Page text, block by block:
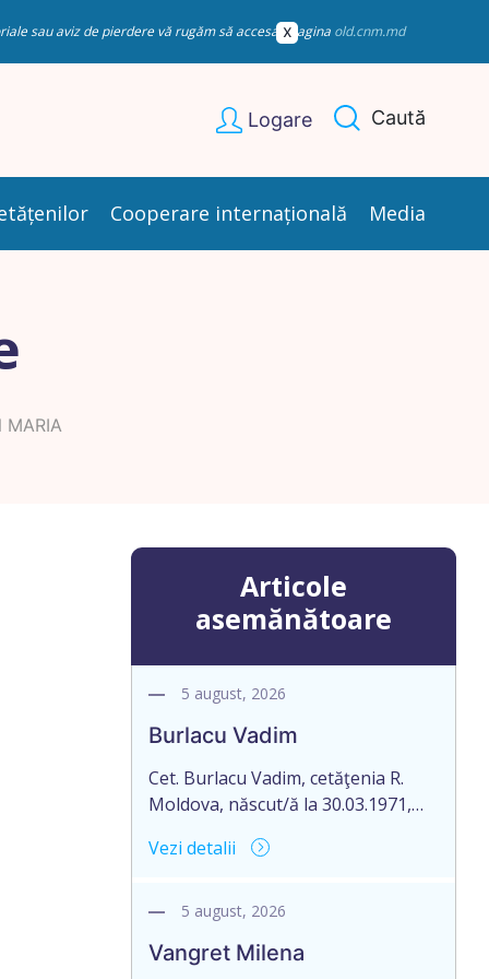
sau aviz de pierdere vă rugăm să accesați pagina old.cnm.md
Logare Caută
Cooperare internațională Media
MARIA
Articole
asemănătoare
5 august, 2026
Burlacu Vadim
Cet. Burlacu Vadim, cetăţenia R.
Moldova, născut/ă la 30.03.1971,
Moldova, mun. Chișinău, strada
la cunoștință pierderea originalului
moștenitor testamentar nr. 3056
Vezi detalii
5 august, 2026
Vangret Milena